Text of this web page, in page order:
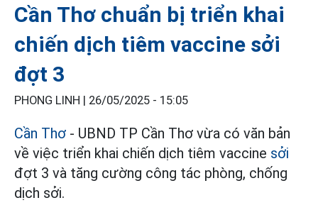
Cần Thơ chuẩn bị triển khai
chiến dịch tiêm vaccine sởi
đợt 3
PHONG LINH | 26/05/2025 - 15:05
Cần Thơ - UBND TP Cần Thơ vừa có văn bản
về việc triển khai chiến dịch tiêm vaccine sởi
đợt 3 và tăng cường công tác phòng, chống
dịch sởi.